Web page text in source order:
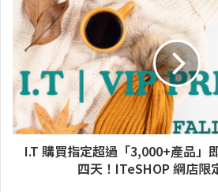
I.T 購買指定超過「3,000+產品」
四天！ITeSHOP 網店限